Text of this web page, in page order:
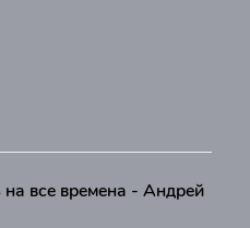
все времена - Андрей